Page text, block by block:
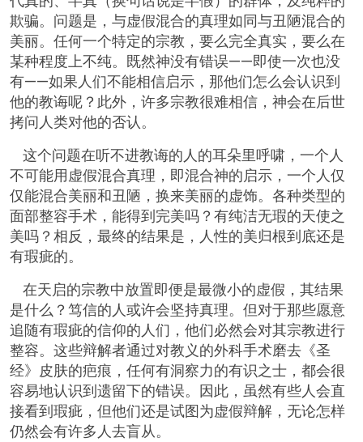
欺骗。问题是，与虚假混合的真理如同与丑陋混合的
美丽。任何一个特定的宗教，要么完全真实，要么在
某种程度上不纯。既然神没有错误——即使一次也没
有——如果人们不能相信启示，那他们怎么会认识到
他的教诲呢？此外，许多宗教很难相信，神会在后世
拷问人类对他的否认。
这个问题在听不进教诲的人的耳朵里呼啸，一个人
不可能用虚假混合真理，即混合神的启示，一个人仅
仅能混合美丽和丑陋，换来美丽的虚饰。各种类型的
面部整容手术，能得到完美吗？有纯洁无瑕的天使之
美吗？相反，最终的结果是，人性的美归根到底还是
有瑕疵的。
在天启的宗教中放置即便是最微小的虚假，其结果
是什么？笃信的人或许会坚持真理。但对于那些愿意
追随有瑕疵的信仰的人们，他们必然会对其宗教进行
整容。这些辩解者通过对教义的外科手术磨去《圣
经》皮肤的疤痕，任何有洞察力的有识之士，都会很
容易地认识到遗留下的错误。因此，虽然有些人会直
接看到瑕疵，但他们还是试图为虚假辩解，无论怎样
仍然会有许多人去盲从。